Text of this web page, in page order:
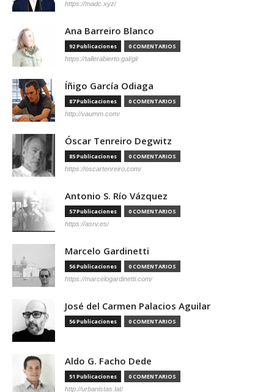
https://madc.xyz/
Ana Barreiro Blanco
92 Publicaciones 0 COMENTARIOS
https://tallerabierto.gal/gl/
Íñigo García Odiaga
87 Publicaciones 0 COMENTARIOS
http://vaumm.com/
Óscar Tenreiro Degwitz
85 Publicaciones 0 COMENTARIOS
https://oscartenreiro.com/
Antonio S. Río Vázquez
57 Publicaciones 0 COMENTARIOS
https://asrv.es/
Marcelo Gardinetti
56 Publicaciones 0 COMENTARIOS
https://marcelogardinetti.com/
José del Carmen Palacios Aguilar
56 Publicaciones 0 COMENTARIOS
Aldo G. Facho Dede
51 Publicaciones 0 COMENTARIOS
http://urbanistas.lat/